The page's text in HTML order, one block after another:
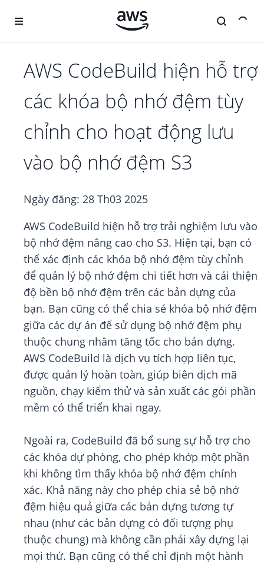
AWS CodeBuild hiện hỗ trợ
các khóa bộ nhớ đệm tùy
chỉnh cho hoạt động lưu
vào bộ nhớ đệm S3
Ngày đăng: 28 Th03 2025
AWS CodeBuild hiện hỗ trợ trải nghiệm lưu vào
bộ nhớ đệm nâng cao cho S3. Hiện tại, bạn có
thể xác định các khóa bộ nhớ đệm tùy chỉnh
để quản lý bộ nhớ đệm chi tiết hơn và cải thiện
độ bền bộ nhớ đệm trên các bản dựng của
bạn. Bạn cũng có thể chia sẻ khóa bộ nhớ đệm
giữa các dự án để sử dụng bộ nhớ đệm phụ
thuộc chung nhằm tăng tốc cho bản dựng.
AWS CodeBuild là dịch vụ tích hợp liên tục,
được quản lý hoàn toàn, giúp biên dịch mã
nguồn, chạy kiểm thử và sản xuất các gói phần
mềm có thể triển khai ngay.
Ngoài ra, CodeBuild đã bổ sung sự hỗ trợ cho
các khóa dự phòng, cho phép khớp một phần
khi không tìm thấy khóa bộ nhớ đệm chính
xác. Khả năng này cho phép chia sẻ bộ nhớ
đệm hiệu quả giữa các bản dựng tương tự
nhau (như các bản dựng có đối tượng phụ
thuộc chung) mà không cần phải xây dựng lại
mọi thứ. Bạn cũng có thể chỉ định một hành